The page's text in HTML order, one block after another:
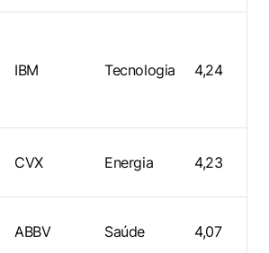
IBM Tecnologia 4,24
CVX Energia 4,23
ABBV Saúde 4,07